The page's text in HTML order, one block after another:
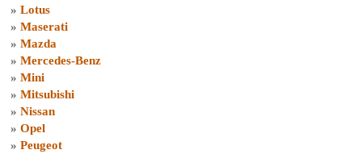
» Lotus
» Maserati
» Mazda
» Mercedes-Benz
» Mini
» Mitsubishi
» Nissan
» Opel
» Peugeot